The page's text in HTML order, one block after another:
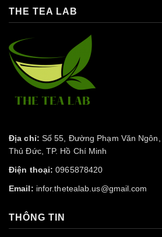
THE TEA LAB
Địa chỉ: Số 55, Đường Phạm Văn
Thủ Đức, TP. Hồ Chí Minh
Điện thoại: 0965878420
Email: infor.thetealab.us@gmail.com
THÔNG TIN